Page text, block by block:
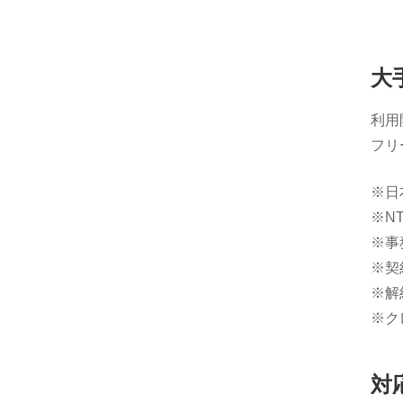
大
利用
フ
※日
※事
※契
※解
※ク
対